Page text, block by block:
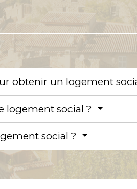
obtenir un logement
logement social ?
social ?